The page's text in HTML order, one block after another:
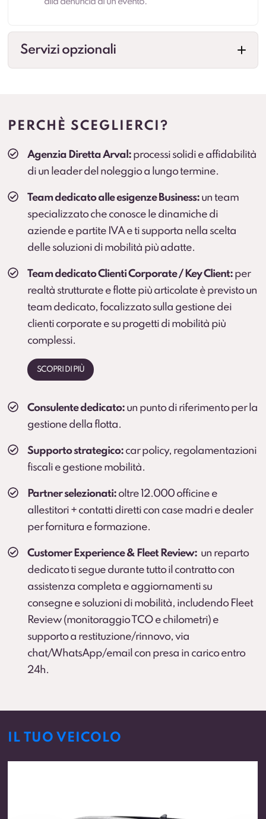
Servizi opzionali
Soluzione consigliata per ruoli critici, agenti e flotte
operative (secondo condizioni).
PERCHÈ SCEGLIERCI?
Agenzia Diretta Arval: processi solidi e affidabilità
di un leader del noleggio a lungo termine.
Team dedicato alle esigenze Business: un team
specializzato che conosce le dinamiche di
aziende e partite IVA e ti supporta nella scelta
delle soluzioni di mobilità più adatte.
Team dedicato Clienti Corporate / Key Client: per
realtà strutturate e flotte più articolate è previsto un
team dedicato, focalizzato sulla gestione dei
clienti corporate e su progetti di mobilità più
complessi.
SCOPRI DI PIÙ
Consulente dedicato: un punto di riferimento per la
gestione della flotta.
Supporto strategico: car policy, regolamentazioni
fiscali e gestione mobilità.
Partner selezionati: oltre 12.000 officine e
allestitori + contatti diretti con case madri e dealer
per fornitura e formazione.
Customer Experience & Fleet Review: un reparto
dedicato ti segue durante tutto il contratto con
assistenza completa e aggiornamenti su
consegne e soluzioni di mobilità, includendo Fleet
Review (monitoraggio TCO e chilometri) e
supporto a restituzione/rinnovo, via
chat/WhatsApp/email con presa in carico entro
24h.
IL TUO VEICOLO